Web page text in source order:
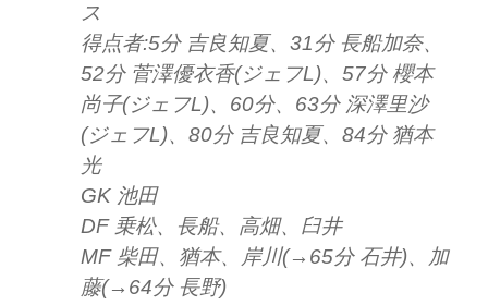
ス
得点者:5分 吉良知夏、31分 長船加奈、
52分 菅澤優衣香(ジェフL)、57分 櫻本
尚子(ジェフL)、60分、63分 深澤里沙
(ジェフL)、80分 吉良知夏、84分 猶本
光
GK 池田
DF 乗松、長船、高畑、臼井
MF 柴田、猶本、岸川(→65分 石井)、加
藤(→64分 長野)